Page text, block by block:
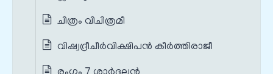
ചിത്രം വിചിത്രമീ
വിഷ്വദ്രീചീർവിക്ഷിപൻ കീർത്തിരാജീ